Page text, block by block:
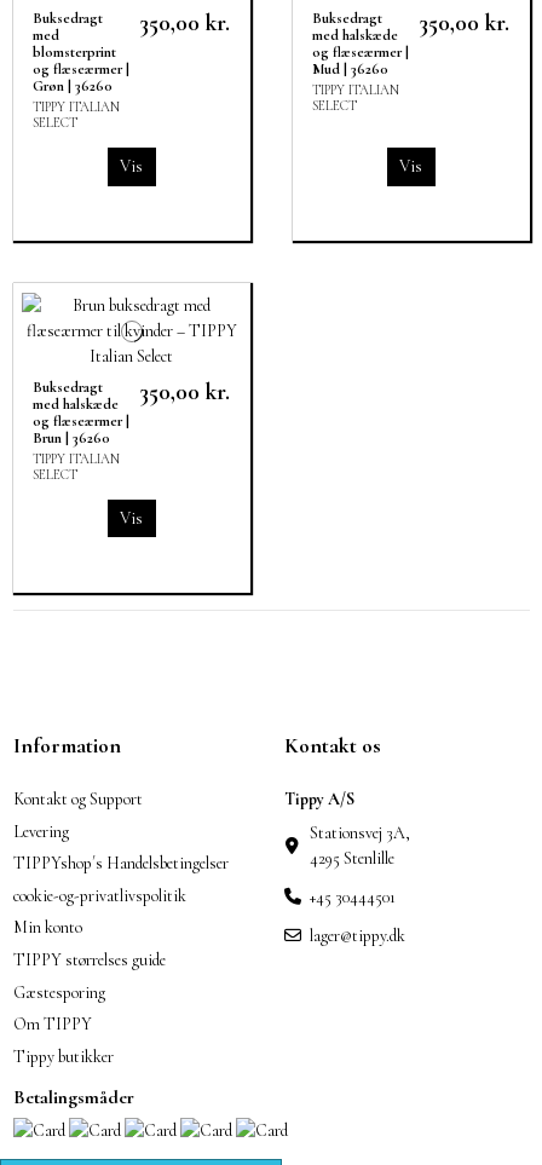
Buksedragt
med
blomsterprint
og flæseærmer |
Grøn | 36260
TIPPY ITALIAN
SELECT
350,00 kr.
Vis
Buksedragt
med halskæde
og flæseærmer |
Mud | 36260
TIPPY ITALIAN
SELECT
350,00 kr.
Vis
Buksedragt
med halskæde
og flæseærmer |
Brun | 36260
TIPPY ITALIAN
SELECT
350,00 kr.
Vis
Information
Kontakt og Support
Levering
TIPPYshop´s Handelsbetingelser
cookie-og-privatlivspolitik
Min konto
TIPPY størrelses guide
Gæstesporing
Om TIPPY
Tippy butikker
Kontakt os
Tippy A/S
Stationsvej 3A,
4295 Stenlille
+45 30444501
lager@tippy.dk
Betalingsmåder